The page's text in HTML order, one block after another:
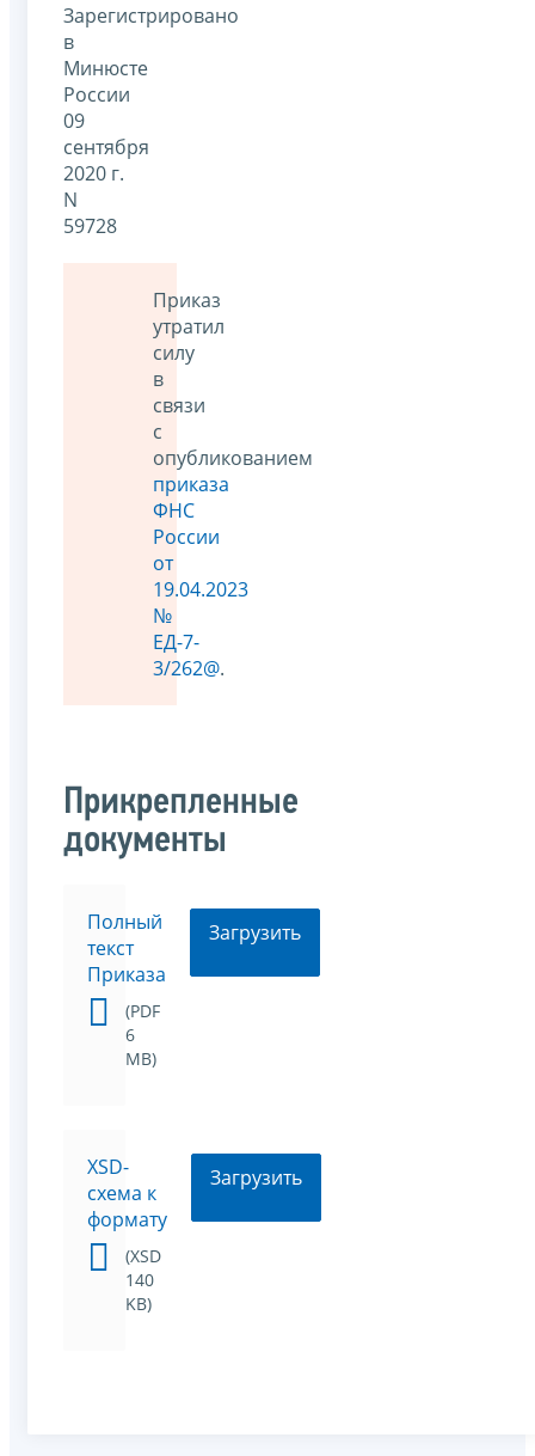
Зарегистрировано
в
Минюсте
России
09
сентября
2020 г.
N
59728
Приказ
утратил
силу
в
связи
с
опубликованием
приказа
ФНС
России
от
19.04.2023
№
ЕД-7-
3/262@.
Прикрепленные
документы
Полный
текст
Приказа
(PDF
6
MB)
Загрузить
XSD-
схема к
формату
(XSD
140
KB)
Загрузить